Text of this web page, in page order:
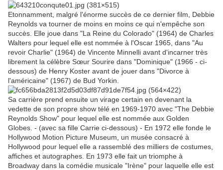
Etonnamment, malgré l'énorme succès de ce dernier film, Debbie
Reynolds va tourner de moins en moins ce qui n'empêche son
succès. Elle joue dans "La Reine du Colorado" (1964) de Charles
Walters pour lequel elle est nommée à l'Oscar 1965, dans "Au
revoir Charlie" (1964) de Vincente Minnelli avant d'incarner très
librement la célèbre Sœur Sourire dans "Dominique" (1966 - ci-
dessous) de Henry Koster avant de jouer dans "Divorce à
l'américaine" (1967) de Bud Yorkin.
Sa carrière prend ensuite un virage certain en devenant la
vedette de son propre show télé en 1969-1970 avec "The Debbie
Reynolds Show" pour lequel elle est nommée aux Golden
Globes. - (avec sa fille Carrie ci-dessous) - En 1972 elle fonde le
Hollywood Motion Picture Museum, un musée consacré à
Hollywood pour lequel elle a rassemblé des milliers de costumes,
affiches et autographes. En 1973 elle fait un triomphe à
Broadway dans la comédie musicale "Irène" pour laquelle elle est